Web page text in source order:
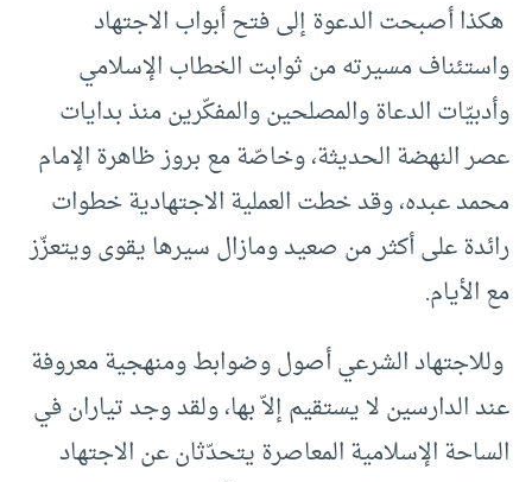
هكذا أصبحت الدعوة إلى فتح أبواب الاجتهاد
واستئناف مسيرته من ثوابت الخطاب الإسلامي
وأدبيّات الدعاة والمصلحين والمفكّرين منذ بدايات
عصر النهضة الحديثة، وخاصّة مع بروز ظاهرة الإمام
محمد عبده، وقد خطت العملية الاجتهادية خطوات
رائدة على أكثر من صعيد ومازال سيرها يقوى ويتعزّز
مع الأيام.
وللاجتهاد الشرعي أصول وضوابط ومنهجية معروفة
عند الدارسين لا يستقيم إلاّ بها، ولقد وجد تياران في
الساحة الإسلامية المعاصرة يتحدّثان عن الاجتهاد